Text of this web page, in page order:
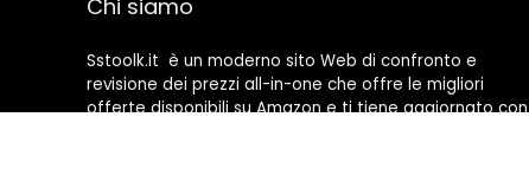
Chi siamo
Sstoolk.it è un moderno sito Web di confronto e
revisione dei prezzi all-in-one che offre le migliori
offerte disponibili su Amazon e ti tiene aggiornato con